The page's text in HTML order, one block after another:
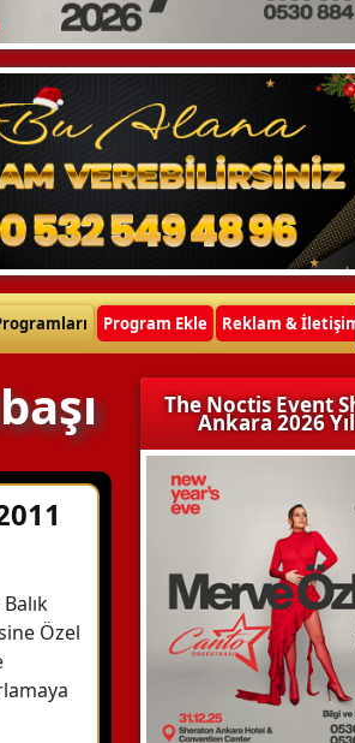
Program Ekle Reklam & İletişim
Özel
The Noctis Event
Ankara 2026